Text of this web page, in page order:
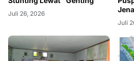
Juli 26, 2026
Juli